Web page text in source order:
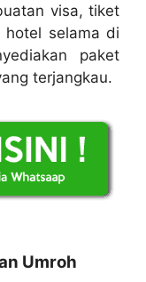
visa, tiket
hotel selama di
paket
terjangkau.
Umroh